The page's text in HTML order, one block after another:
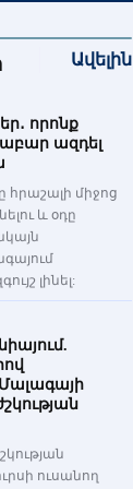
Ավելին
որոնք
ազդել
հրաշալի միջոց
և օդը
լինել:
ուսանող